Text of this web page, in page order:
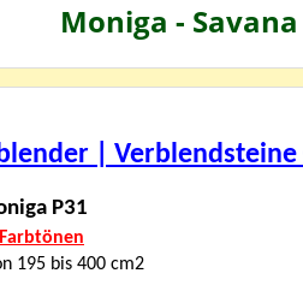
Moniga - Savana
| Verblendsteine
P31
Farbtönen
195 bis 400 cm2